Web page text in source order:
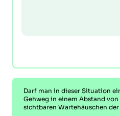
Darf man in dieser Situation
Gehweg in einem Abstand
sichtbaren Wartehäuschen